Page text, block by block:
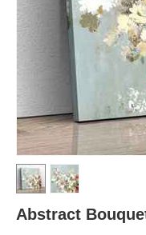
Abstract